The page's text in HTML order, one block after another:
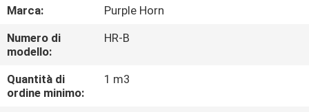
GIRO
DELLA
FABBRICA
CONTROLLO
Marca:
Purple Horn
Numero di
modello:
HR-B
Quantità di
ordine minimo:
1 m3